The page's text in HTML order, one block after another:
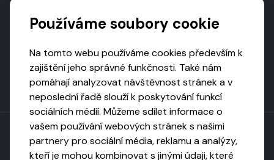
Používáme soubory cookie
Na tomto webu používáme cookies především k
zajištění jeho správné funkčnosti. Také nám
pomáhají analyzovat návštěvnost stránek a v
neposlední řadě slouží k poskytování funkcí
sociálních médií. Můžeme sdílet informace o
vašem používání webových stránek s našimi
partnery pro sociální média, reklamu a analýzy,
kteří je mohou kombinovat s jinými údaji, které